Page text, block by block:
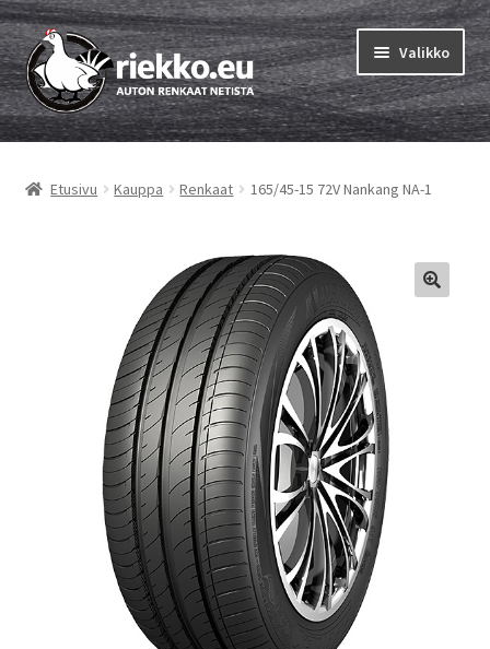
Siirry
navigointiin
Siirry
sisältöön
Valikko
Etusivu
Vinkit & ohjeet
valikko
Rengastestit
Etusivu Kauppa Renkaat 165/45-15 72V Nankang NA-1